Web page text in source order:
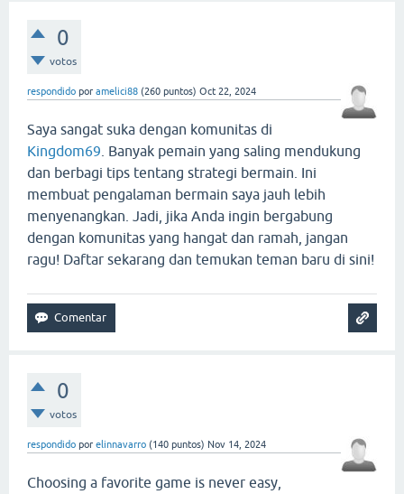
0
votos
respondido por amelici88 (260 puntos) Oct 22, 2024
Saya sangat suka dengan komunitas di
Kingdom69 . Banyak pemain yang saling mendukung
dan berbagi tips tentang strategi bermain. Ini
membuat pengalaman bermain saya jauh lebih
menyenangkan. Jadi, jika Anda ingin bergabung
dengan komunitas yang hangat dan ramah, jangan
ragu! Daftar sekarang dan temukan teman baru di sini!
0
votos
respondido por elinnavarro (140 puntos) Nov 14, 2024
Choosing a favorite game is never easy,